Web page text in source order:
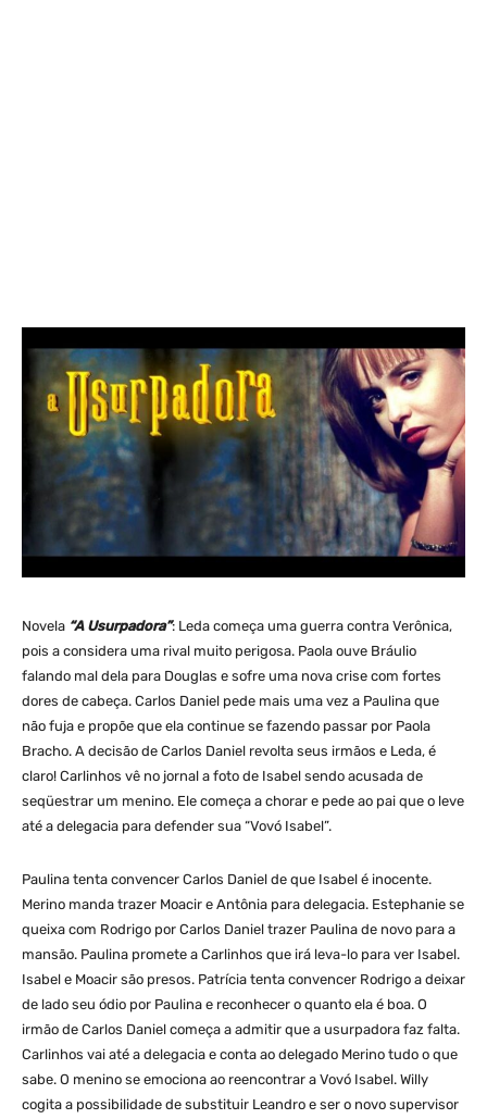
Novela “A Usurpadora”: Leda começa uma guerra contra Verônica,
pois a considera uma rival muito perigosa. Paola ouve Bráulio
falando mal dela para Douglas e sofre uma nova crise com fortes
dores de cabeça. Carlos Daniel pede mais uma vez a Paulina que
não fuja e propõe que ela continue se fazendo passar por Paola
Bracho. A decisão de Carlos Daniel revolta seus irmãos e Leda, é
claro! Carlinhos vê no jornal a foto de Isabel sendo acusada de
seqüestrar um menino. Ele começa a chorar e pede ao pai que o leve
até a delegacia para defender sua “Vovó Isabel”.
Paulina tenta convencer Carlos Daniel de que Isabel é inocente.
Merino manda trazer Moacir e Antônia para delegacia. Estephanie se
queixa com Rodrigo por Carlos Daniel trazer Paulina de novo para a
mansão. Paulina promete a Carlinhos que irá leva-lo para ver Isabel.
Isabel e Moacir são presos. Patrícia tenta convencer Rodrigo a deixar
de lado seu ódio por Paulina e reconhecer o quanto ela é boa. O
irmão de Carlos Daniel começa a admitir que a usurpadora faz falta.
Carlinhos vai até a delegacia e conta ao delegado Merino tudo o que
sabe. O menino se emociona ao reencontrar a Vovó Isabel. Willy
cogita a possibilidade de substituir Leandro e ser o novo supervisor